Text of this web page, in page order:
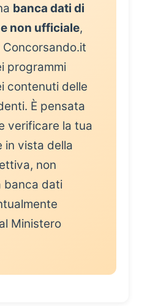
banca dati di
non ufficiale,
programmi
contenuti delle
È pensata
verificare la tua
in vista della
non
banca dati
Ministero